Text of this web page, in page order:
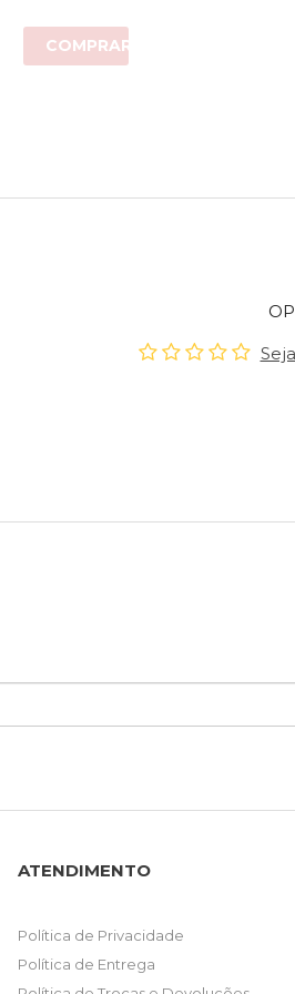
COMPRAR
ATENDIMENTO
Política de Privacidade
Política de Entrega